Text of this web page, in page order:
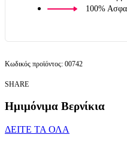
100%
00742
SHARE
Ημιμόνιμα Βερνίκια
ΔΕΙΤΕ ΤΑ ΟΛΑ